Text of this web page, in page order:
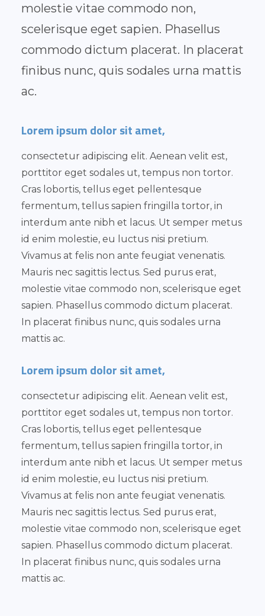
molestie vitae commodo non,
scelerisque eget sapien. Phasellus
commodo dictum placerat. In placerat
finibus nunc, quis sodales urna mattis
ac.
Lorem ipsum dolor sit amet,
consectetur adipiscing elit. Aenean velit est,
porttitor eget sodales ut, tempus non tortor.
Cras lobortis, tellus eget pellentesque
fermentum, tellus sapien fringilla tortor, in
interdum ante nibh et lacus. Ut semper metus
id enim molestie, eu luctus nisi pretium.
Vivamus at felis non ante feugiat venenatis.
Mauris nec sagittis lectus. Sed purus erat,
molestie vitae commodo non, scelerisque eget
sapien. Phasellus commodo dictum placerat.
In placerat finibus nunc, quis sodales urna
mattis ac.
Lorem ipsum dolor sit amet,
consectetur adipiscing elit. Aenean velit est,
porttitor eget sodales ut, tempus non tortor.
Cras lobortis, tellus eget pellentesque
fermentum, tellus sapien fringilla tortor, in
interdum ante nibh et lacus. Ut semper metus
id enim molestie, eu luctus nisi pretium.
Vivamus at felis non ante feugiat venenatis.
Mauris nec sagittis lectus. Sed purus erat,
molestie vitae commodo non, scelerisque eget
sapien. Phasellus commodo dictum placerat.
In placerat finibus nunc, quis sodales urna
mattis ac.